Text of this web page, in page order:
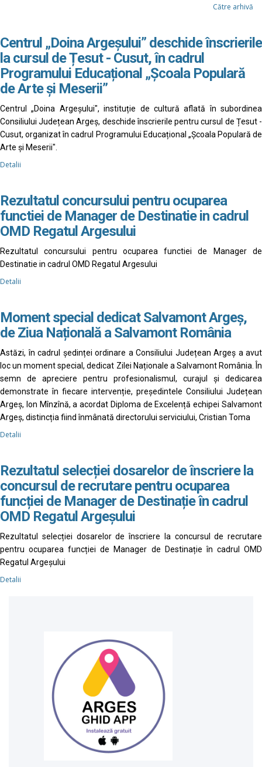
Către arhivă
Centrul „Doina Argeșului” deschide înscrierile
la cursul de Țesut - Cusut, în cadrul
Programului Educațional „Școala Populară
de Arte și Meserii”
Centrul „Doina Argeșului", instituție de cultură aflată în subordinea
Consiliului Județean Argeș, deschide înscrierile pentru cursul de Țesut -
Cusut, organizat în cadrul Programului Educațional „Școala Populară de
Arte și Meserii".
Detalii
Rezultatul concursului pentru ocuparea
functiei de Manager de Destinatie in cadrul
OMD Regatul Argesului
Rezultatul concursului pentru ocuparea functiei de Manager de
Destinatie in cadrul OMD Regatul Argesului
Detalii
Moment special dedicat Salvamont Argeș,
de Ziua Națională a Salvamont România
Astăzi, în cadrul ședinței ordinare a Consiliului Județean Argeș a avut
loc un moment special, dedicat Zilei Naționale a Salvamont România. În
semn de apreciere pentru profesionalismul, curajul și dedicarea
demonstrate în fiecare intervenție, președintele Consiliului Județean
Argeș, Ion Mînzînă, a acordat Diploma de Excelență echipei Salvamont
Argeș, distincția fiind înmânată directorului serviciului, Cristian Toma
Detalii
Rezultatul selecției dosarelor de înscriere la
concursul de recrutare pentru ocuparea
funcției de Manager de Destinație în cadrul
OMD Regatul Argeșului
Rezultatul selecției dosarelor de înscriere la concursul de recrutare
pentru ocuparea funcției de Manager de Destinație în cadrul OMD
Regatul Argeșului
Detalii